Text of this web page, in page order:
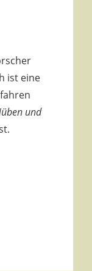
ist eine
und